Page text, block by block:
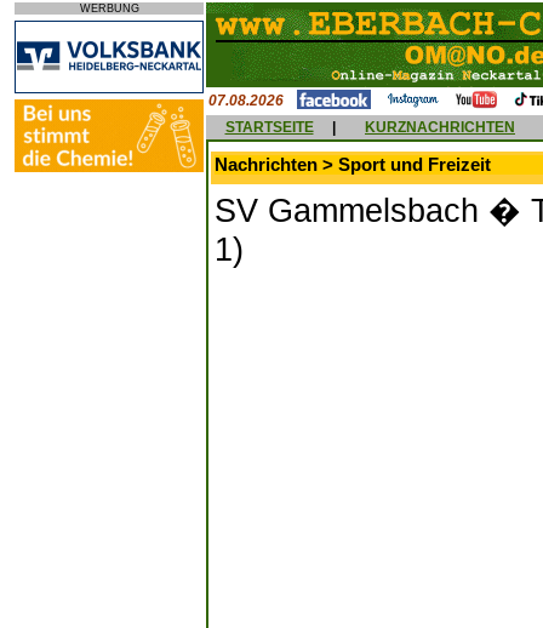
WERBUNG
07.08.2026
STARTSEITE
KURZNACHRICHTEN
Nachrichten > Sport und Freizeit
SV Gammelsbach �
1)